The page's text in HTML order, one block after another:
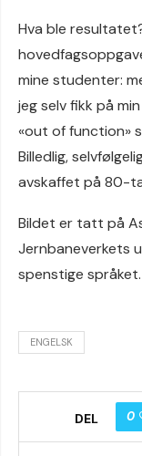
Hva ble
mine studenter:
jeg selv fikk på
«out of function»
Billedlig,
avskaffet på 80-
Bildet er tatt på
Jernbaneverkets
spenstige språket.
ENGELSK
DEL 0